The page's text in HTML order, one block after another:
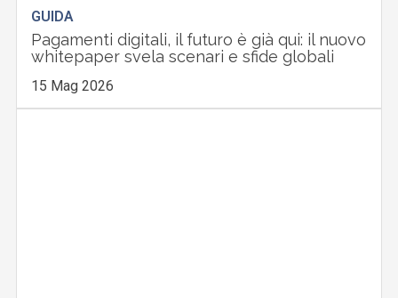
GUIDA
Pagamenti digitali, il futuro è già qui: il nuovo
whitepaper svela scenari e sfide globali
15 Mag 2026